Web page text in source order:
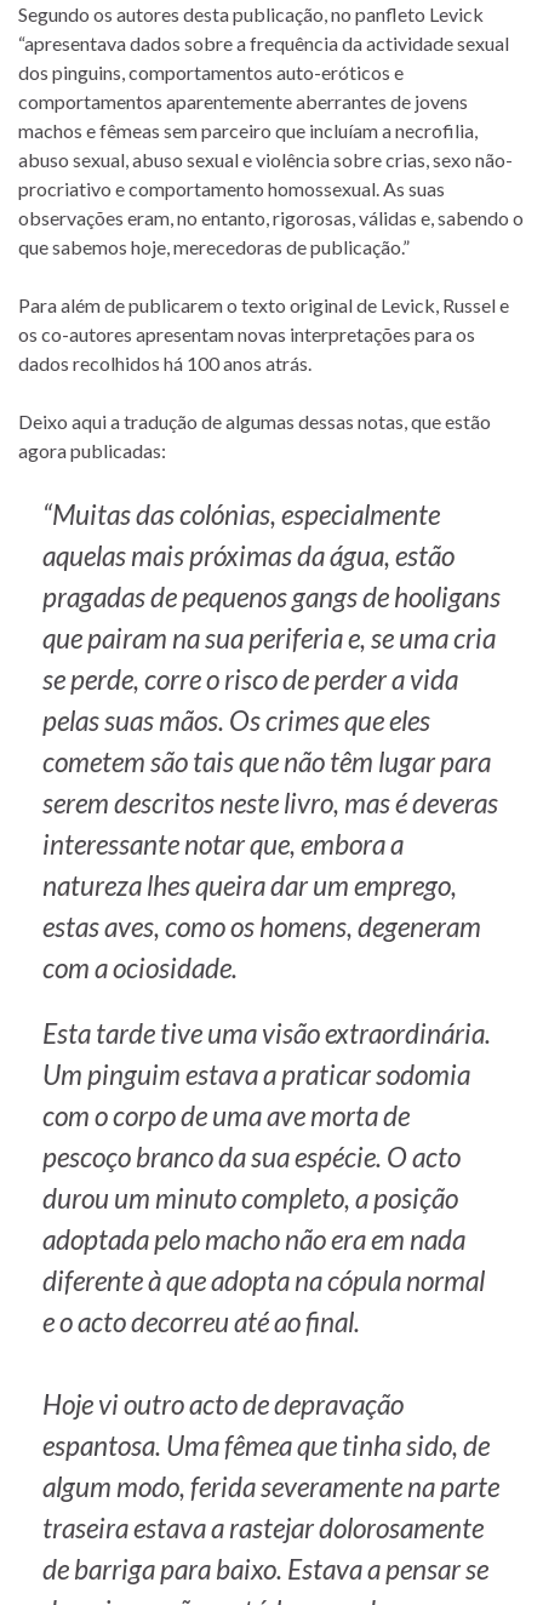
Segundo os autores desta publicação, no panfleto Levick
“apresentava dados sobre a frequência da actividade sexual
dos pinguins, comportamentos auto-eróticos e
comportamentos aparentemente aberrantes de jovens
machos e fêmeas sem parceiro que incluíam a necrofilia,
abuso sexual, abuso sexual e violência sobre crias, sexo não-
procriativo e comportamento homossexual. As suas
observações eram, no entanto, rigorosas, válidas e, sabendo o
que sabemos hoje, merecedoras de publicação.”
Para além de publicarem o texto original de Levick, Russel e
os co-autores apresentam novas interpretações para os
dados recolhidos há 100 anos atrás.
Deixo aqui a tradução de algumas dessas notas, que estão
agora publicadas:
“Muitas das colónias, especialmente
aquelas mais próximas da água, estão
pragadas de pequenos gangs dehooligans
que pairam na sua periferia e, se uma cria
se perde, corre o risco de perder a vida
pelas suas mãos. Os crimes que eles
cometem são tais que não têm lugar para
serem descritos neste livro, mas é deveras
interessante notar que, embora a
natureza lhes queira dar um emprego,
estas aves, como os homens, degeneram
com a ociosidade.
Esta tarde tive uma visão extraordinária.
Um pinguim estava a praticar sodomia
com o corpo de uma ave morta de
pescoço branco da sua espécie. O acto
durou um minuto completo, a posição
adoptada pelo macho não era em nada
diferente à que adopta na cópula normal
e o acto decorreu até ao final.
Hoje vi outro acto de depravação
espantosa. Uma fêmea que tinha sido, de
algum modo, ferida severamente na parte
traseira estava a rastejar dolorosamente
de barriga para baixo. Estava a pensar se